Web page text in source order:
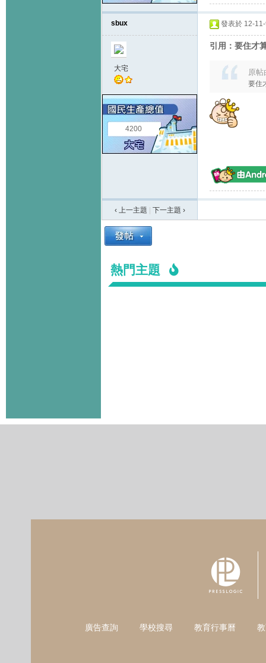
sbux
大宅
4200
發表於 12-
引用：要住才
原
要住
‹ 上一主題 下一主題 ›
熱門主題
廣告查詢 學校搜尋 教育行事曆